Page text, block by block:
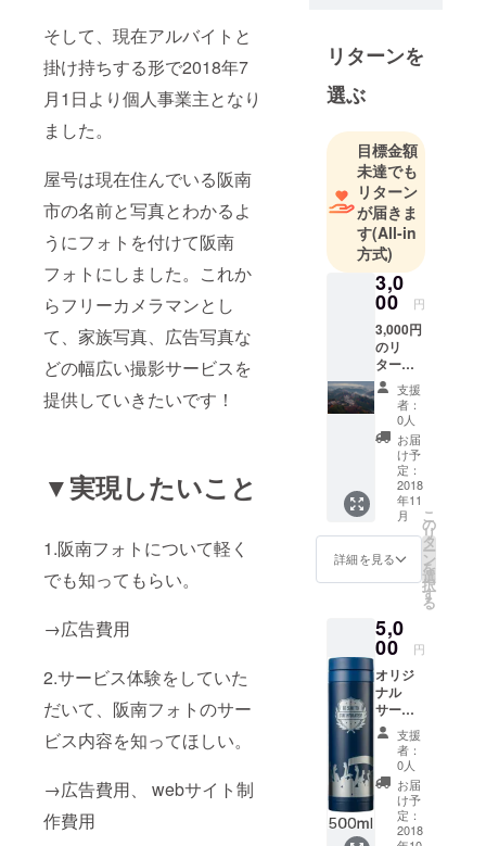
そして、現在アルバイトと
掛け持ちする形で2018年7
月1日より個人事業主となり
ました。
屋号は現在住んでいる阪南
市の名前と写真とわかるよ
うにフォトを付けて阪南
フォトにしました。これか
らフリーカメラマンとし
て、家族写真、広告写真な
どの幅広い撮影サービスを
提供していきたいです！
▼実現したいこと
1.阪南フォトについて軽く
でも知ってもらい。
→広告費用
2.サービス体験をしていた
だいて、阪南フォトのサー
ビス内容を知ってほしい。
→広告費用、 webサイト制
作費用
願いします
WEBサイト
1..現在製作
中のWEBサ
イト
2. web shop
3.阪南フォト
紹介ページ
リターンを
選ぶ
目標金額
未達でも
リターン
が届きま
す(All-in
方式)
3,0
00 円
3,000円
のリ
ターン
内容
websho
pで現在
販売中
のオリ
ジナル
ポスト
カード
1枚 オ
リジナ
ルパズ
ル 1
セット
けでし
か手に
入らな
いオリ
ジナル
パズル
と同じ
写真を
使った
ポスト
カード
をセッ
トに！
支援
者：
0人
お届
け予
定：
2018
年11
月
詳細を見る
こ
の
リ
タ
ー
ン
を
選
択
す
る
5,0
00 円
オリジ
ナル
サーモ
ステン
レスボ
トル
（レー
ザー彫
刻)500
mlをプ
支援
者：
0人
お届
け予
定：
2018